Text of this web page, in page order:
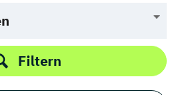
Filtern